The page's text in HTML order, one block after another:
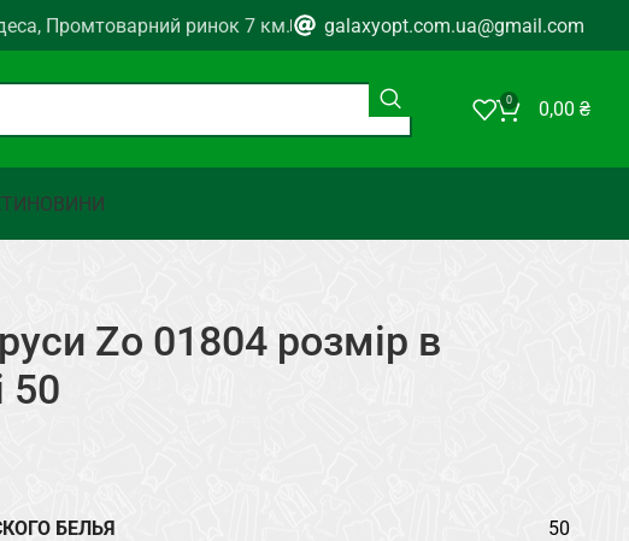
Промтоварний ринок 7 км. galaxyopt.com.ua@gmail.com
0 0,00 ₴
НОВИНИ
Zo 01804 розмір в
50
БЕЛЬЯ 50